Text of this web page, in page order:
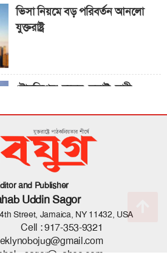
ভিসা নিয়মে বড় পরিবর্তন আনলো
যুক্তরাষ্ট্র
‘ট্রানজিশন’ দলের সবাই নারী
জাতিসংঘ সাধারণ পরিষদের সভাপতি
পদে পররাষ্ট্রমন্ত্রী
and Publisher
Uddin Sagor
Street, Jamaica, NY 11432, USA
Cell :917-353-9321